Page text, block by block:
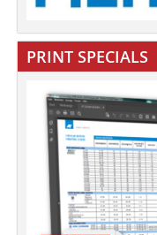
PRINT SPECIALS